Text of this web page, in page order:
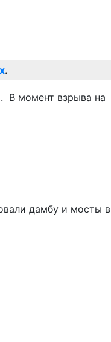
.
В момент взрыва на
дамбу и мосты в